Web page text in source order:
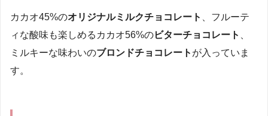
カカオ45%のオリジナルミルクチョコレート
、フルーテ
ィな酸味も楽しめるカカオ56%のビターチョコレート
ミルキーな味わいのブロンドチョコレート が入っていま
す。